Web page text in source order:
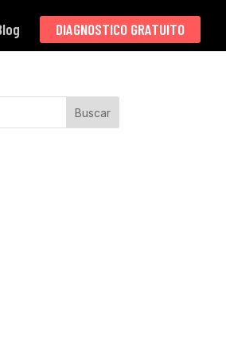
DIAGNOSTICO GRATUITO
Buscar